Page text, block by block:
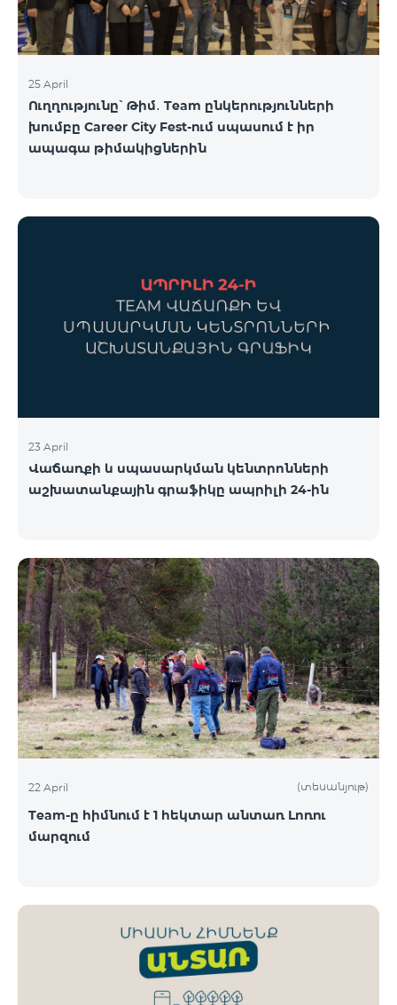
25 April
Ուղղությունը՝ Թիմ․ Team ընկերությունների
խումբը Career City Fest-ում սպասում է իր
ապագա թիմակիցներին
23 April
Վաճառքի և սպասարկման կենտրոնների
աշխատանքային գրաֆիկը ապրիլի 24-ին
22 April (տեսանյութ)
Team-ը հիմնում է 1 հեկտար անտառ Լոռու
մարզում